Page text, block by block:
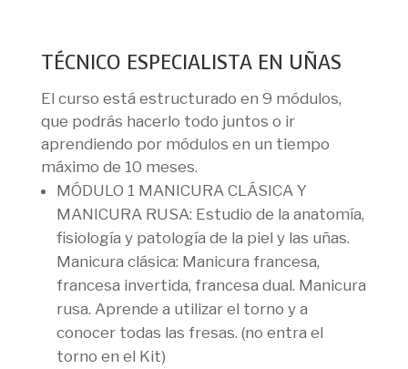
TÉCNICO ESPECIALISTA EN UÑAS
El curso está estructurado en 9 módulos,
que podrás hacerlo todo juntos o ir
aprendiendo por módulos en un tiempo
máximo de 10 meses.
MÓDULO 1 MANICURA CLÁSICA Y
MANICURA RUSA: Estudio de la anatomía,
fisiología y patología de la piel y las uñas.
Manicura clásica: Manicura francesa,
francesa invertida, francesa dual. Manicura
rusa. Aprende a utilizar el torno y a
conocer todas las fresas. (no entra el
torno en el Kit)